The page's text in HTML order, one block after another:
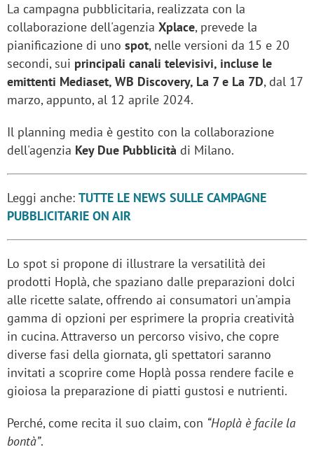
La campagna pubblicitaria, realizzata con la
collaborazione dell'agenzia Xplace, prevede la
pianificazione di uno spot, nelle versioni da 15 e 20
secondi, sui principali canali televisivi, incluse le
emittenti Mediaset, WB Discovery, La 7 e La 7D, dal 17
marzo, appunto, al 12 aprile 2024.
Il planning media è gestito con la collaborazione
dell'agenzia Key Due Pubblicità di Milano.
Leggi anche: TUTTE LE NEWS SULLE CAMPAGNE
PUBBLICITARIE ON AIR
Lo spot si propone di illustrare la versatilità dei
prodotti Hoplà, che spaziano dalle preparazioni dolci
alle ricette salate, offrendo ai consumatori un'ampia
gamma di opzioni per esprimere la propria creatività
in cucina. Attraverso un percorso visivo, che copre
diverse fasi della giornata, gli spettatori saranno
invitati a scoprire come Hoplà possa rendere facile e
gioiosa la preparazione di piatti gustosi e nutrienti.
Perché, come recita il suo claim, con “Hoplà è facile la
bontà”.